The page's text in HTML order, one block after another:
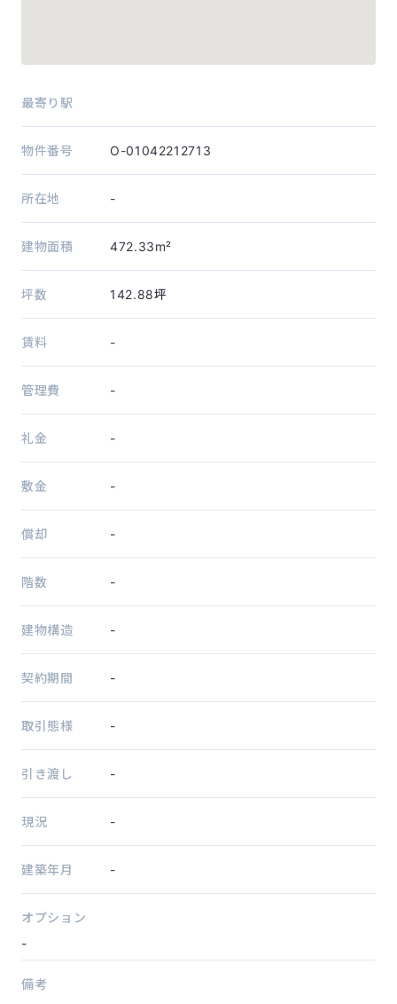
最寄り駅
物件番号 O-01042212713
所在地 -
建物面積 472.33m²
坪数 142.88坪
賃料 -
管理費 -
礼金 -
敷金 -
償却 -
階数 -
建物構造 -
契約期間 -
取引態様 -
引き渡し -
現況 -
建築年月 -
オプション
-
備考